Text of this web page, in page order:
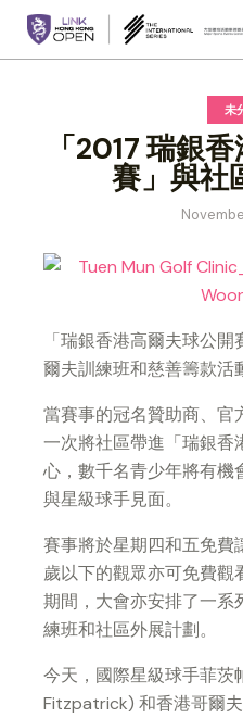
未
「2017 瑞銀
賽」與社
「瑞銀香港高爾夫球公
爾夫訓練班和慈善籌款活
當賽事的冠名贊助商、官
一次將社區帶進「瑞銀香
心，數千名青少年將有機
與星級球手見面。
賽事將於星期四和五免費
歲以下的觀眾亦可免費
期間，大會亦安排了一系
練班和社區外展計劃。
今天，國際星級球手菲
Fitzpatrick) 和香港哥爾